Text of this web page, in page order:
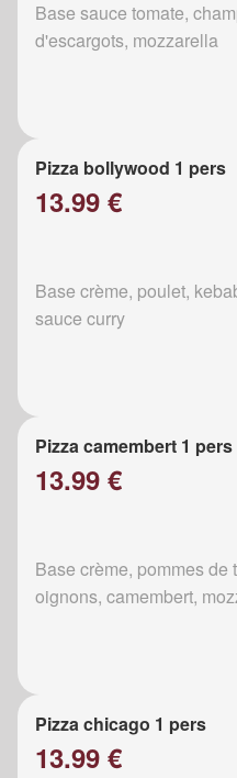
Base sauce tomate,
d'escargots, mozzarella
Pizza bollywood 1 pers
13.99 €
Base crème, poulet,
sauce curry
Pizza camembert 1 pers
13.99 €
Base crème, pommes de
oignons, camembert,
Pizza chicago 1 pers
13.99 €